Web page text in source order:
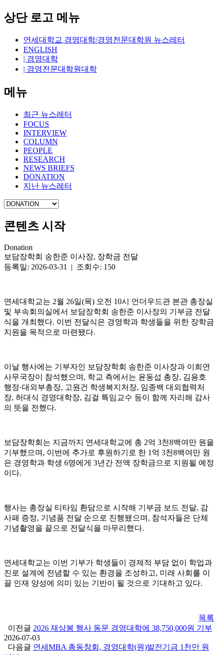
상단 로고 메뉴
연세대학교 경영대학/경영전문대학원 뉴스레터
ENGLISH
| 경영대학
| 경영전문대학원대학
메뉴
최근 뉴스레터
FOCUS
INTERVIEW
COLUMN
PEOPLE
RESEARCH
NEWS BRIEFS
DONATION
지난 뉴스레터
콘텐츠 시작
Donation
보담장학회 송한준 이사장, 장학금 전달
등록일: 2026-03-31 | 조회수: 150
연세대학교는 2월 26일(목) 오전 10시 언더우드관 본관 총장실
및 부속회의실에서 보담장학회 송한준 이사장의 기부금 전달
식을 개최했다. 이번 전달식은 경영학과 학생들을 위한 장학금
지원을 목적으로 마련됐다.
이날 행사에는 기부자인 보담장학회 송한준 이사장과 이희연
사무국장이 참석했으며, 학교 측에서는 윤동섭 총장, 김용호
행정·대외부총장, 고원건 학생복지처장, 임종백 대외협력처
장, 허대식 경영대학장, 김걸 특임교수 등이 함께 자리해 감사
의 뜻을 전했다.
보담장학회는 지금까지 연세대학교에 총 2억 3천8백여만 원을
기부했으며, 이번에 추가로 후원하기로 한 1억 3천8백여만 원
은 경영학과 학생 6명에게 3년간 전액 장학금으로 지원될 예정
이다.
행사는 총장실 티타임 환담으로 시작해 기부금 보드 전달, 감
사패 증정, 기념품 전달 순으로 진행됐으며, 참석자들은 단체
기념촬영을 끝으로 전달식을 마무리했다.
연세대학교는 이번 기부가 학생들이 경제적 부담 없이 학업과
진로 설계에 전념할 수 있는 환경을 조성하고, 미래 사회를 이
끌 인재 양성에 의미 있는 기반이 될 것으로 기대하고 있다.
목록
이전글 2026 재상봉 행사 동문 경영대학에 38,750,000원 기부
2026-07-03
다음글 연세MBA 총동창회, 경영대학(원)발전기금 1천만 원